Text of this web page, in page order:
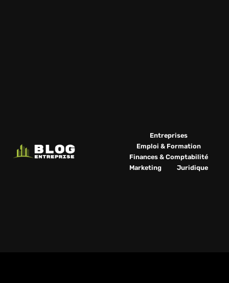
Entreprises
Emploi & Formation
Finances & Comptabilité
Marketing
Juridique